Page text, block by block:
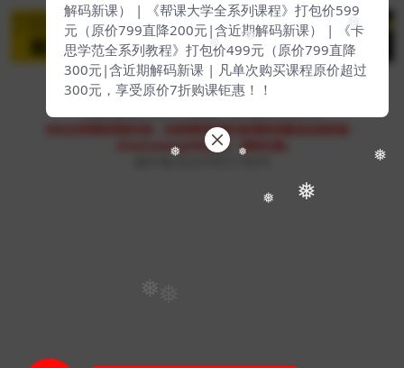
❅
❅
❅
❅
❅ ❅
❅
❅
本站支持课程资源互换，优质课程资源互换请联系微信在线客服：
zhaokewang598(备注：课程互换)
解码新课） | 《帮课大学全系列课程》打包价599
元（原价799直降200元|含近期解码新课） | 《卡
思学范全系列教程》打包价499元（原价799直降
300元|含近期解码新课 | 凡单次购买课程原价超过
300元，享受原价7折购课钜惠！！